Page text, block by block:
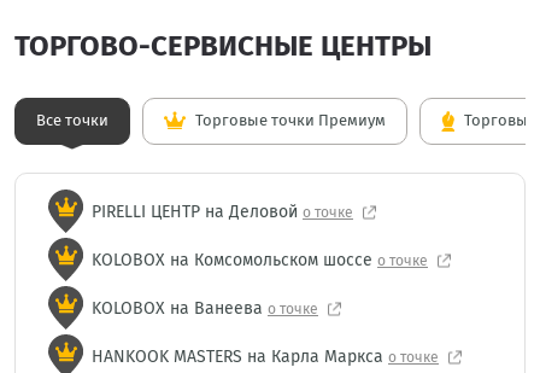
ТОРГОВО-СЕРВИСНЫЕ ЦЕНТРЫ
Все точки Торговые точки Премиум Торговые
PIRELLI ЦЕНТР на Деловой о точке
KOLOBOX на Комсомольском шоссе о точке
KOLOBOX на Ванеева о точке
HANKOOK MASTERS на Карла Маркса о точке